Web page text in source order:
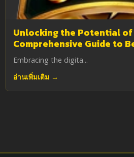
Unlocking the Potential of
Comprehensive Guide to
Embracing the digita...
อ่านเพิ่มเติม →